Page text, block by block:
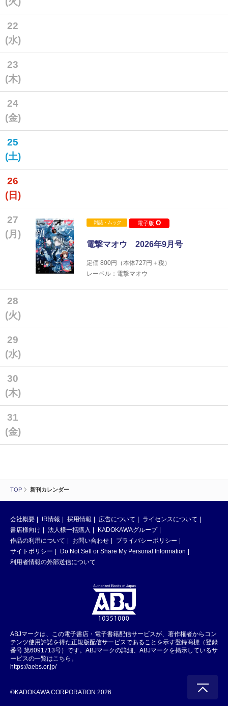
TOP 新刊カレンダー
22
(水)
23
(木)
24
(金)
25
(土)
26
(日)
27
(月)
雑誌・ムック 電子版
電撃マオウ 2026年9月号
定価 800円（本体727 円＋税）
レーベル：電撃マオウ
28
(火)
29
(水)
30
(木)
31
(金)
会社概要 IR情報 採用情報 広告について
ライセンスについて
書店様向け
法人様一括購入
KADOKAWAグループ
作品の利用について
お問い合わせ
プライバシーポリシー
サイトポリシー
Do Not Sell or Share My Personal Information
利用者情報の外部送信について
ABJマークは、この電子書店・電子書籍配信サービスが、著作権者からコン
テンツ使用許諾を得た正規版配信サービスであることを示す登録商標（登録
番号 第6091713号）です。ABJマークの詳細、ABJマークを掲示しているサ
ービスの一覧はこちら。
https://aebs.or.jp/
©KADOKAWA CORPORATION 2026